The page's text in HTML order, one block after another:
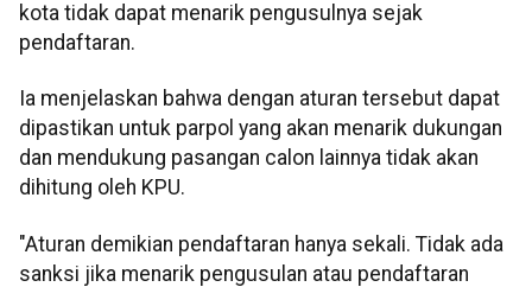
kota tidak dapat menarik pengusulnya sejak
pendaftaran.
Ia menjelaskan bahwa dengan aturan tersebut dapat
dipastikan untuk parpol yang akan menarik dukungan
dan mendukung pasangan calon lainnya tidak akan
dihitung oleh KPU.
"Aturan demikian pendaftaran hanya sekali. Tidak ada
sanksi jika menarik pengusulan atau pendaftaran